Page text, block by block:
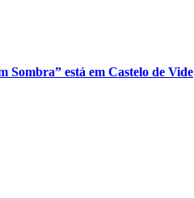
Sombra” está em Castelo de Vide